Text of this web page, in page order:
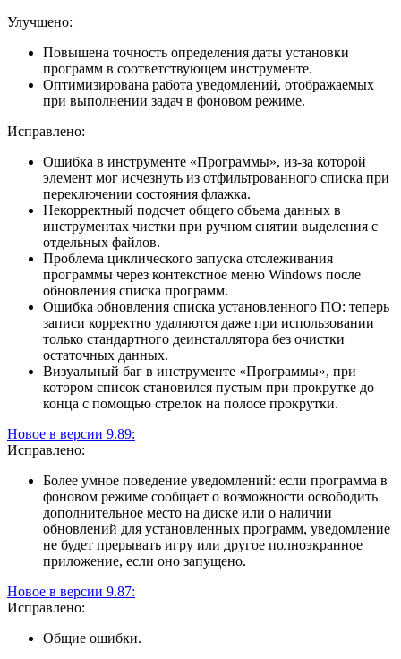
Улучшено:
Повышена точность определения даты установки
программ в соответствующем инструменте.
Оптимизирована работа уведомлений, отображаемых
при выполнении задач в фоновом режиме.
Исправлено:
Ошибка в инструменте «Программы», из-за которой
элемент мог исчезнуть из отфильтрованного списка при
переключении состояния флажка.
Некорректный подсчет общего объема данных в
инструментах чистки при ручном снятии выделения с
отдельных файлов.
Проблема циклического запуска отслеживания
программы через контекстное меню Windows после
обновления списка программ.
Ошибка обновления списка установленного ПО: теперь
записи корректно удаляются даже при использовании
только стандартного деинсталлятора без очистки
остаточных данных.
Визуальный баг в инструменте «Программы», при
котором список становился пустым при прокрутке до
конца с помощью стрелок на полосе прокрутки.
Новое в версии 9.89:
Исправлено:
Более умное поведение уведомлений: если программа в
фоновом режиме сообщает о возможности освободить
дополнительное место на диске или о наличии
обновлений для установленных программ, уведомление
не будет прерывать игру или другое полноэкранное
приложение, если оно запущено.
Новое в версии 9.87:
Исправлено:
Общие ошибки.